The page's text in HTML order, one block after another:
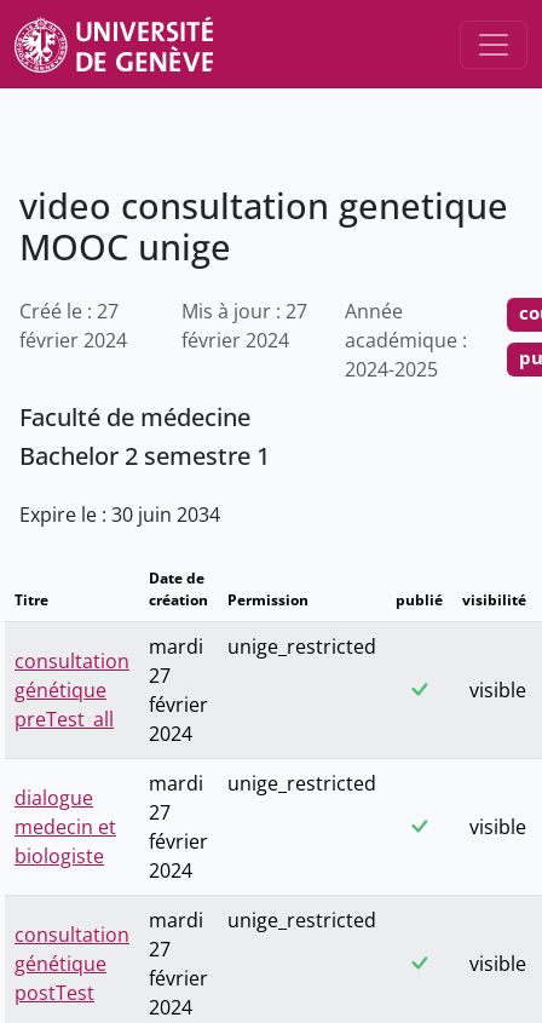
video consultation genetique
MOOC unige
Créé le : 27
février 2024
Mis à jour : 27
février 2024
Année
académique :
2024-2025
Faculté de médecine
Bachelor 2 semestre 1
Expire le : 30 juin 2034
Titre
Date de
création
Permission publié visibilité
consultation
génétique
preTest_all
mardi
27
février
2024
unige_restricted
visible
dialogue
medecin et
biologiste
mardi
27
février
2024
unige_restricted
visible
consultation
génétique
postTest
mardi
27
février
2024
unige_restricted
visible